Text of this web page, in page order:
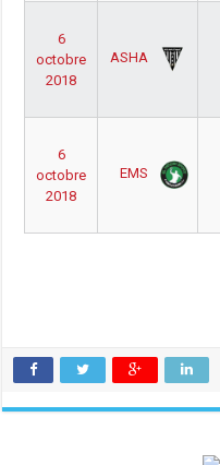
6
octobre
2018
ASHA
6
octobre
2018
EMS